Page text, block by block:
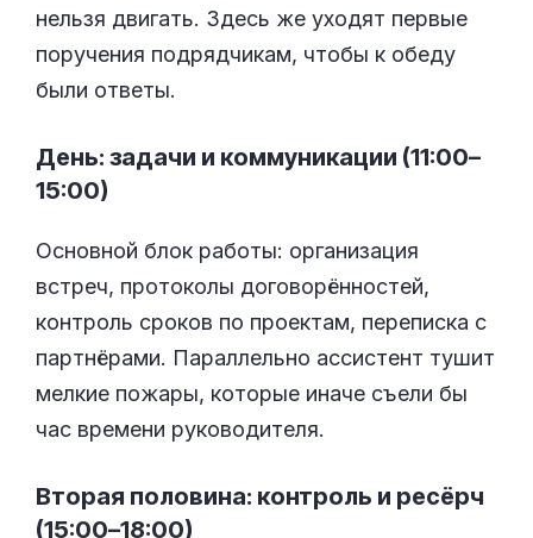
нельзя двигать. Здесь же уходят первые
поручения подрядчикам, чтобы к обеду
были ответы.
День: задачи и коммуникации (11:00–
15:00)
Основной блок работы: организация
встреч, протоколы договорённостей,
контроль сроков по проектам, переписка с
партнёрами. Параллельно ассистент тушит
мелкие пожары, которые иначе съели бы
час времени руководителя.
Вторая половина: контроль и ресёрч
(15:00–18:00)